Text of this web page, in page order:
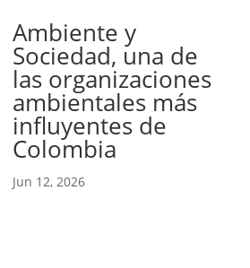
Ambiente y
Sociedad, una de
las organizaciones
ambientales más
influyentes de
Colombia
Jun 12, 2026